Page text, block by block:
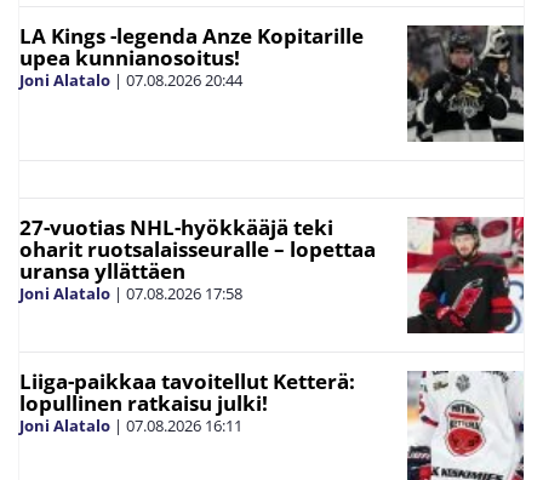
LA Kings -legenda Anze Kopitarille
upea kunnianosoitus!
Joni Alatalo | 07.08.202620:44
27-vuotias NHL-hyökkääjä teki
oharit ruotsalaisseuralle – lopettaa
uransa yllättäen
Joni Alatalo | 07.08.2026 17:58
Liiga-paikkaa tavoitellut Ketterä:
lopullinen ratkaisu julki!
Joni Alatalo | 07.08.2026 16:11